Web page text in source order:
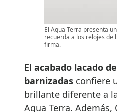
El Aqua Terra presenta
recuerda a los relojes de
firma.
El acabado lacado
barnizadas confiere
brillante diferente a
Aqua Terra. Además,